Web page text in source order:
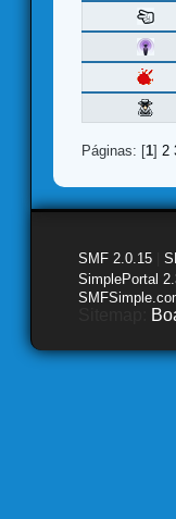
Páginas: [1] 2
SMF 2.0.15
SimplePortal